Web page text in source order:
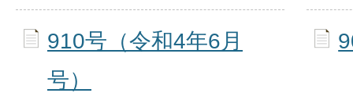
910号（令和4年6月
号）